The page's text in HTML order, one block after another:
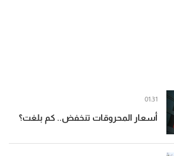
أسعار المحروقات تنخفض.. كم بلغت؟
01:31